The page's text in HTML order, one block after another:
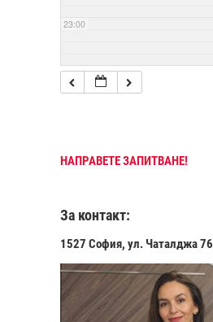
23:00
НАПРАВЕТЕ ЗАПИТВАНЕ!
За контакт:
1527 София, ул. Чаталджа 76